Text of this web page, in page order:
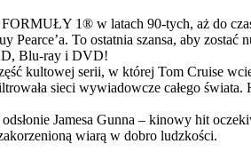
1® w latach 90-tych, aż do
To ostatnia szansa, aby zostać
Blu-ray i DVD!
kultowej serii, w której Tom Cruise
sieci wywiadowcze całego
Jamesa Gunna – kinowy hit
wiarą w dobro ludzkości.